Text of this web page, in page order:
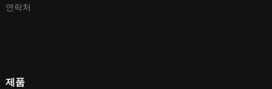
연락처
제품